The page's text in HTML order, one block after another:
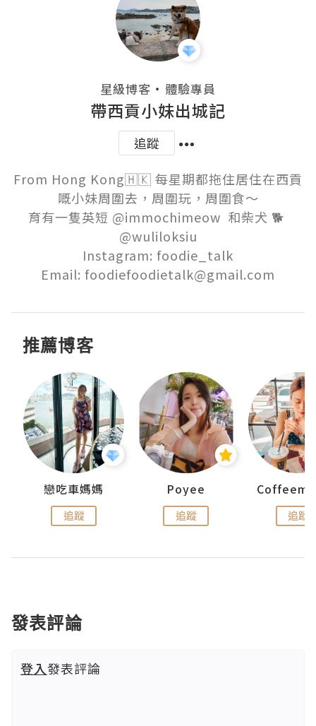
星級博客 ・ 體驗專員
帶西貢小妹出城記
追蹤
From Hong Kong🇭🇰 每星期都拖住居住在西貢
嘅小妹周圍去，周圍玩，周圍食～
育有一隻英短 @immochimeow  和柴犬 🐕
@wuliloksiu
Instagram: foodie_talk
Email: foodiefoodietalk@gmail.com
推薦博客
戀吃車媽媽
追蹤
Poyee
追蹤 追蹤
發表評論
登入發表評論